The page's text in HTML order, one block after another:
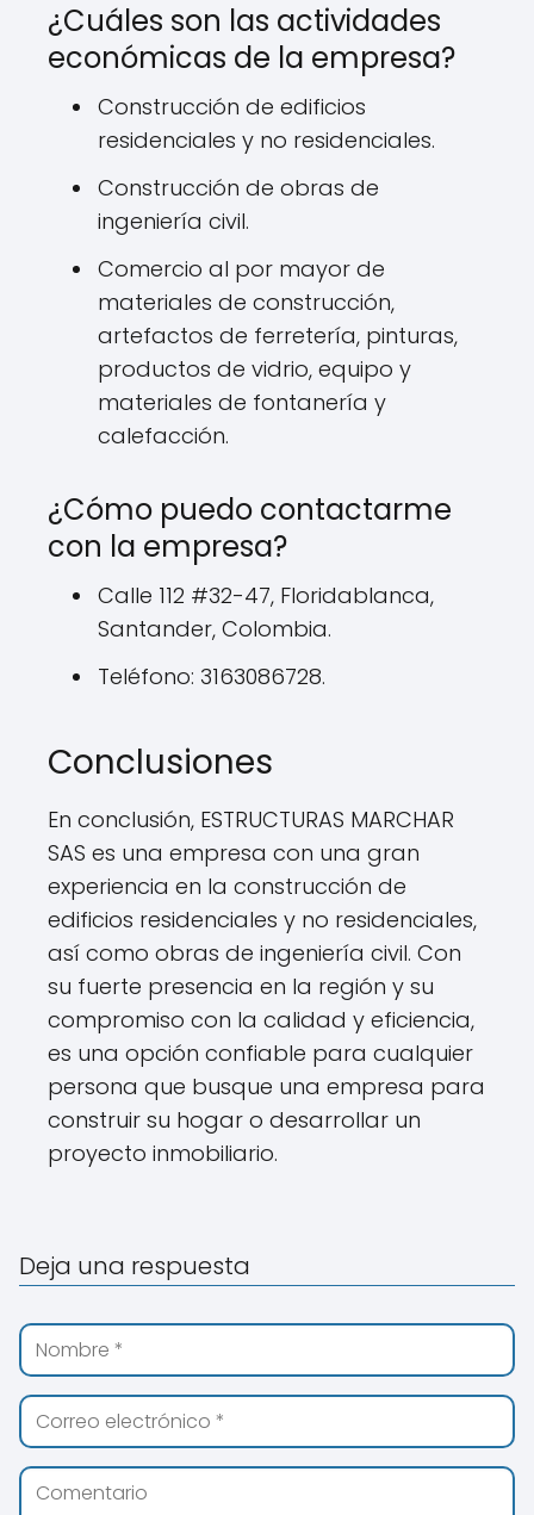
¿Cuáles son las actividades
económicas de la empresa?
Construcción de edificios
residenciales y no residenciales.
Construcción de obras de
ingeniería civil.
Comercio al por mayor de
materiales de construcción,
artefactos de ferretería, pinturas,
productos de vidrio, equipo y
materiales de fontanería y
calefacción.
¿Cómo puedo contactarme
con la empresa?
Calle 112 #32-47, Floridablanca,
Santander, Colombia.
Teléfono: 3163086728.
Conclusiones
En conclusión, ESTRUCTURAS MARCHAR
SAS es una empresa con una gran
experiencia en la construcción de
edificios residenciales y no residenciales,
así como obras de ingeniería civil. Con
su fuerte presencia en la región y su
compromiso con la calidad y eficiencia,
es una opción confiable para cualquier
persona que busque una empresa para
construir su hogar o desarrollar un
proyecto inmobiliario.
Deja una respuesta